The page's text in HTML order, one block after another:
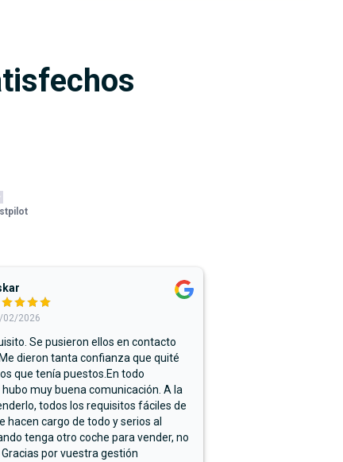
02/2026
Se pusieron ellos en contacto
dieron tanta confianza que quité
que tenía puestos.En todo
muy buena comunicación. A la
todos los requisitos fáciles de
hacen cargo de todo y serios al
tenga otro coche para vender, no
Gracias por vuestra gestión